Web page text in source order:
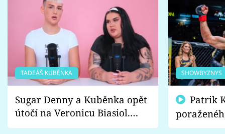
TADEÁŠ KUBĚNKA
Sugar Denny a Kuběnka opět
útočí na Veronicu Biasiol.
Proč je podle nich falešná a
SHOWBYZNYS
fanoušci